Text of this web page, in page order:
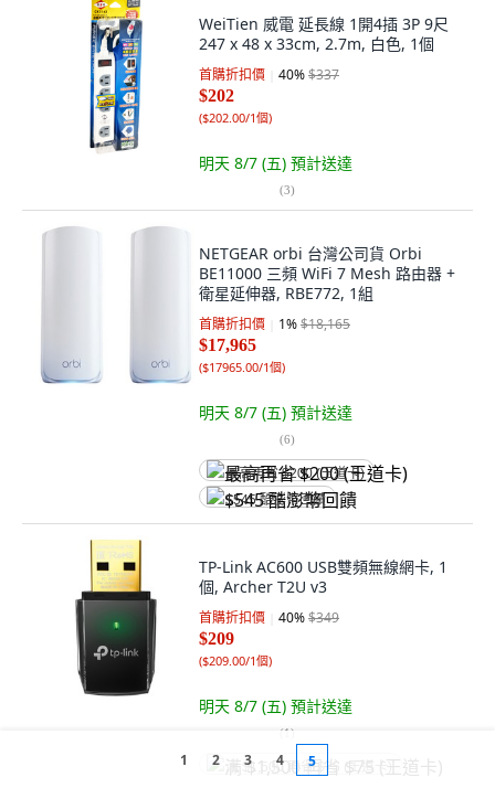
WeiTien 威電 延長線 1開4插 3P 9尺
247 x 48 x 33cm, 2.7m, 白色, 1個
首購折扣價 40%$337
$202
($202.00/1個)
明天 8/7 (五) 預計送達
(3)
NETGEAR orbi 台灣公司貨 Orbi
BE11000 三頻 WiFi 7 Mesh 路由器 +
衛星延伸器, RBE772, 1組
首購折扣價 1%$18,165
$17,965
($17965.00/1個)
明天 8/7 (五) 預計送達
(6)
最高再省 $200 (王道卡)
$545 酷澎幣回饋
TP-Link AC600 USB雙頻無線網卡, 1
個, Archer T2U v3
首購折扣價 40%$349
$209
($209.00/1個)
明天 8/7 (五) 預計送達
(1)
满 $1,500 再省 $75 (王道卡)
1 2 3 4 5